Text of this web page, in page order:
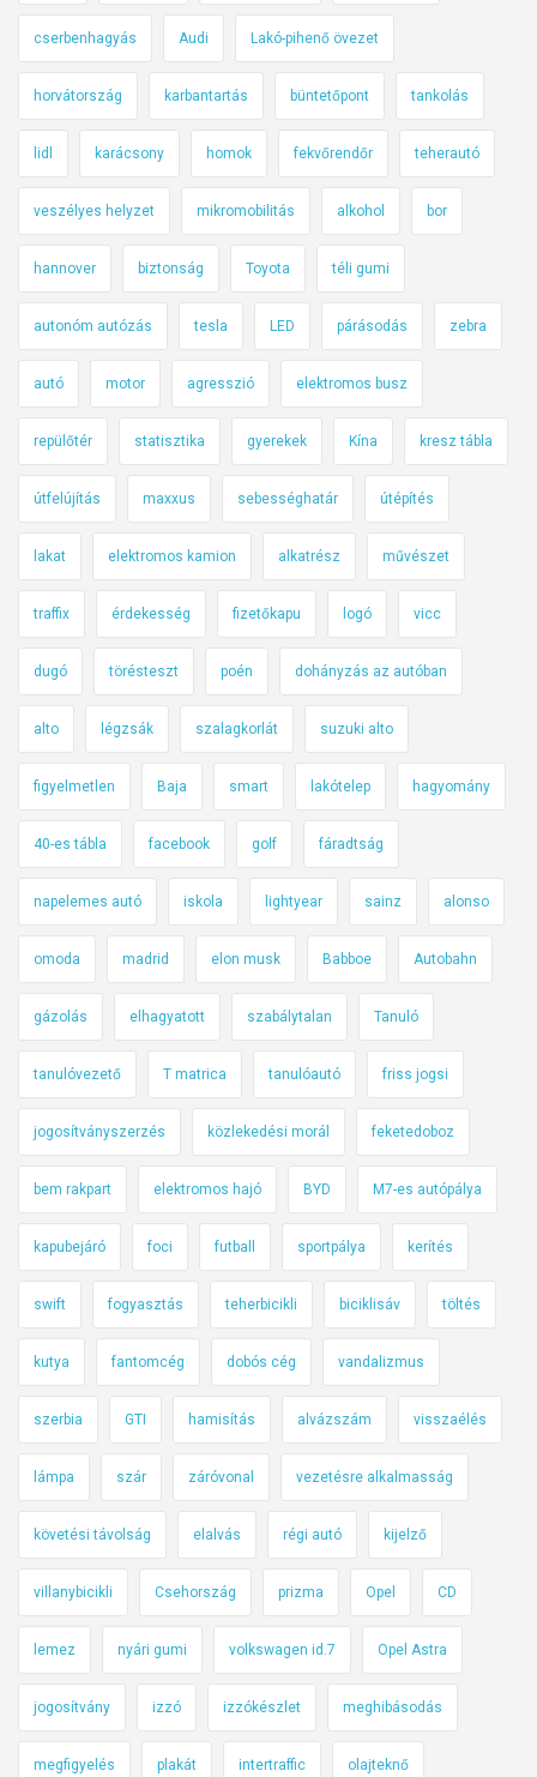
cserbenhagyás Audi Lakó-pihenő övezet
horvátország karbantartás büntetőpont tankolás
lidl karácsony homok fekvőrendőr teherautó
veszélyes helyzet mikromobilitás alkohol bor
hannover biztonság Toyota téli gumi
autonóm autózás tesla LED párásodás zebra
autó motor agresszió elektromos busz
repülőtér statisztika gyerekek Kína kresz tábla
útfelújítás maxxus sebességhatár útépítés
lakat elektromos kamion alkatrész művészet
traffix érdekesség fizetőkapu logó vicc
dugó törésteszt poén dohányzás az autóban
alto légzsák szalagkorlát suzuki alto
figyelmetlen Baja smart lakótelep hagyomány
40-es tábla facebook golf fáradtság
napelemes autó iskola lightyear sainz alonso
omoda madrid elon musk Babboe Autobahn
gázolás elhagyatott szabálytalan Tanuló
tanulóvezető T matrica tanulóautó friss jogsi
jogosítványszerzés közlekedési morál feketedoboz
bem rakpart elektromos hajó BYD M7-es autópálya
kapubejáró foci futball sportpálya kerítés
swift fogyasztás teherbicikli biciklisáv töltés
kutya fantomcég dobós cég vandalizmus
szerbia GTI hamisítás alvázszám visszaélés
lámpa szár záróvonal vezetésre alkalmasság
követési távolság elalvás régi autó kijelző
villanybicikli Csehország prizma Opel CD
lemez nyári gumi volkswagen id.7 Opel Astra
jogosítvány izzó izzókészlet meghibásodás
megfigyelés plakát intertraffic olajteknő